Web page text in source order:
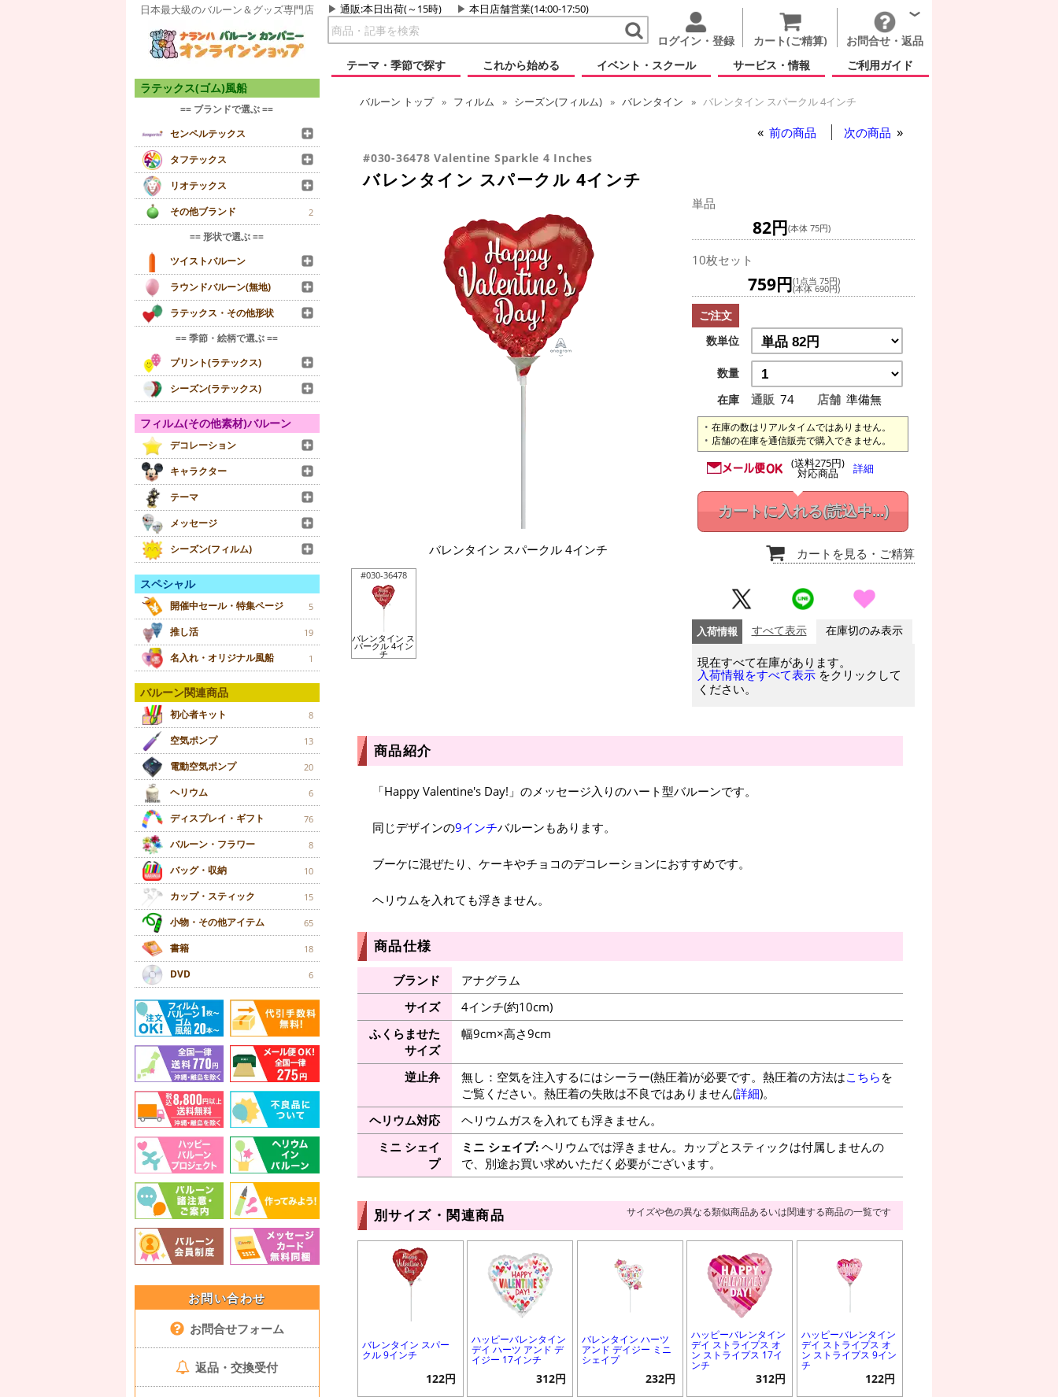
日本最大級のバルーン＆グッズ専門店 通販:本日出荷(～15時) 本日店舗営業(14:00-17:50)
ログイン・登録 カート(ご精算)
お問合せ・返品
テーマ・季節で探す
これから始める イベント・スクール サービス・情報 ご利用ガイド
ラテックス(ゴム)風船
== ブランドで選ぶ ==
センペルテックス
タフテックス
リオテックス
その他ブランド
2
== 形状で選ぶ ==
ツイストバルーン
ラウンドバルーン(無地)
ラテックス・その他形状
== 季節・絵柄で選ぶ ==
プリント(ラテックス)
シーズン(ラテックス)
フィルム(その他素材)バルーン
デコレーション
キャラクター
テーマ
メッセージ
シーズン(フィルム)
スペシャル
開催中セール・特集ページ 5
推し活 19
名入れ・オリジナル風船 1
バルーン関連商品
初心者キット 8
空気ポンプ 13
電動空気ポンプ 20
ヘリウム 6
ディスプレイ・ギフト 76
バルーン・フラワー 8
バッグ・収納 10
カップ・スティック 15
小物・その他アイテム 65
書籍 18
DVD 6
お問い合わせ
お問合せフォーム
返品・交換受付
バルーン トップ フィルム シーズン(フィルム) バレンタイン バレンタイン スパークル 4インチ
前の商品 次の商品
#030-36478 Valentine Sparkle 4 Inches
バレンタイン スパークル 4インチ
バレンタイン スパークル 4インチ
#030-36478
バレンタイン ス
パークル 4イン
チ
単品
82円(本体 75円)
10枚セット
759円(1点当 75円)
(本体 690円)
ご注文
数単位
数量
在庫
通販 74 店舗 準備無
在庫の数はリアルタイムではありません。
店舗の在庫を通信販売で購入できません。
(送料275円)
対応商品 詳細
カートに入れる(読込中...)
カートを見る ・ご精算
入荷情報 すべて表示 在庫切のみ表示
現在すべて在庫があります。
入荷情報をすべて表示 をクリックして
ください。
商品紹介
「Happy Valentine's Day!」のメッセージ入りのハート型バルーンです。
同じデザインの9インチバルーンもあります。
ブーケに混ぜたり、ケーキやチョコのデコレーションにおすすめです。
ヘリウムを入れても浮きません。
商品仕様
ブランド
アナグラム
サイズ
4インチ(約10cm)
ふくらませた
サイズ
幅9cm×高さ9cm
逆止弁 無し：空気を注入するにはシーラー(熱圧着)が必要です。熱圧着の方法はこちら を
ご覧ください。熱圧着の失敗は不良ではありません(詳細)。
ヘリウム対応
ヘリウムガスを入れても浮きません。
ミニ シェイ
プ
ミニ シェイプ:ヘリウムでは浮きません。カップとスティックは付属しませんの
で、別途お買い求めいただく必要がございます。
別サイズ・関連商品 サイズや色の異なる類似商品あるいは関連する商品の一覧です
バレンタイン スパー
クル 9インチ
122円
ハッピーバレンタイン
デイ ハーツ アンド デ
イジー 17インチ
312円
バレンタイン ハーツ
アンド デイジー ミニ
シェイプ
232円
ハッピーバレンタイン
デイ ストライプス オ
ン ストライプス 17イ
ンチ
312円
ハッピーバレンタイン
デイ ストライプス オ
ン ストライプス 9イン
チ
122円